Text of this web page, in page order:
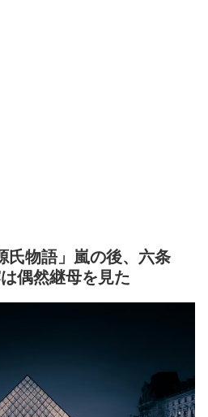
氏物語」嵐の後、六条
偶然継母を見た